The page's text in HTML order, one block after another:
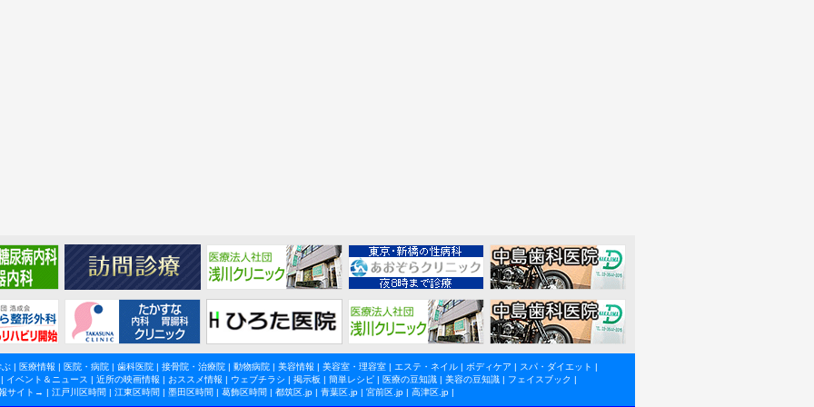
ぶ| 医療情報 | 医院・病院| 歯科医院| 接骨院・治療院| 動物病院| 美容情報 | 美容室・理容室| エステ・ネイル| ボディケア | スパ・ダイエット |
イベント＆ニュース | 近所の映画情報 | おススメ情報 | ウェブチラシ | 掲示板 | 簡単レシピ| 医療の豆知識| 美容の豆知識| フェイスブック |
サイト→ | 江戸川区時間 | 江東区時間 | 墨田区時間 | 葛飾区時間 | 都筑区.jp | 青葉区.jp | 宮前区.jp | 高津区.jp |